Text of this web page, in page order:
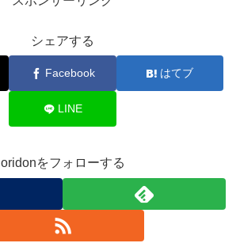
シェアする
Facebook はてブ
LINE
oridonをフォローする